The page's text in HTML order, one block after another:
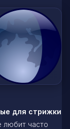
для стрижки
любит часто